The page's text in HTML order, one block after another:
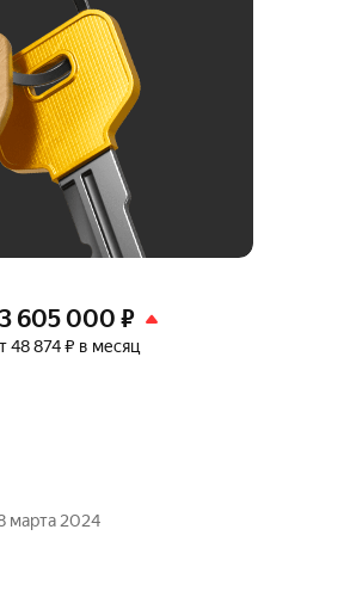
605 000 ₽
48 874 ₽ в месяц
марта 2024